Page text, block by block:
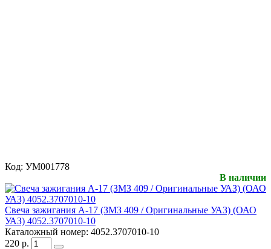
Код: УМ001778
В наличии
Свеча зажигания А-17 (ЗМЗ 409 / Оригинальные УАЗ) (ОАО
УАЗ) 4052.3707010-10
Каталожный номер: 4052.3707010-10
220 р.